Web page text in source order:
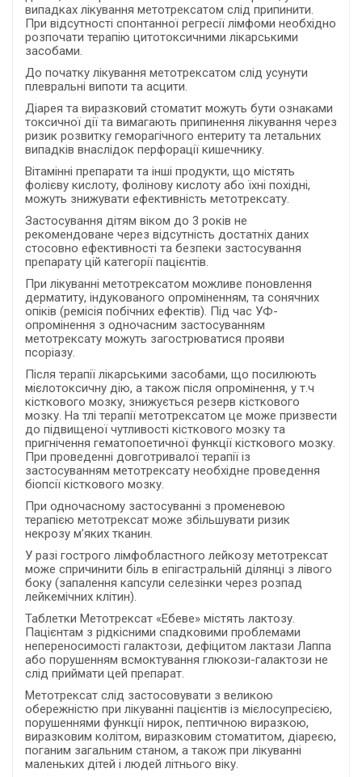
випадках лікування метотрексатом слід припинити.
При відсутності спонтанної регресії лімфоми необхідно
розпочати терапію цитотоксичними лікарськими
засобами.
До початку лікування метотрексатом слід усунути
плевральні випоти та асцити.
Діарея та виразковий стоматит можуть бути ознаками
токсичної дії та вимагають припинення лікування через
ризик розвитку геморагічного ентериту та летальних
випадків внаслідок перфорації кишечнику.
Вітамінні препарати та інші продукти, що містять
фолієву кислоту, фолінову кислоту або їхні похідні,
можуть знижувати ефективність метотрексату.
Застосування дітям віком до 3 років не
рекомендоване через відсутність достатніх даних
стосовно ефективності та безпеки застосування
препарату цій категорії пацієнтів.
При лікуванні метотрексатом можливе поновлення
дерматиту, індукованого опроміненням, та сонячних
опіків (ремісія побічних ефектів). Під час УФ-
опромінення з одночасним застосуванням
метотрексату можуть загострюватися прояви
псоріазу.
Після терапії лікарськими засобами, що посилюють
мієлотоксичну дію, а також після опромінення, у т.ч
кісткового мозку, знижується резерв кісткового
мозку. На тлі терапії метотрексатом це може призвести
до підвищеної чутливості кісткового мозку та
пригнічення гематопоетичної функції кісткового мозку.
При проведенні довготривалої терапії із
застосуванням метотрексату необхідне проведення
біопсії кісткового мозку.
При одночасному застосуванні з променевою
терапією метотрексат може збільшувати ризик
некрозу м’яких тканин.
У разі гострого лімфобластного лейкозу метотрексат
може спричинити біль в епігастральній ділянці з лівого
боку (запалення капсули селезінки через розпад
лейкемічних клітин).
Таблетки Метотрексат «Ебеве» містять лактозу.
Пацієнтам з рідкісними спадковими проблемами
непереносимості галактози, дефіцитом лактази Лаппа
або порушенням всмоктування глюкози-галактози не
слід приймати цей препарат.
Метотрексат слід застосовувати з великою
обережністю при лікуванні пацієнтів із мієлосупресією,
порушеннями функції нирок, пептичною виразкою,
виразковим колітом, виразковим стоматитом, діареєю,
поганим загальним станом, а також при лікуванні
маленьких дітей і людей літнього віку.